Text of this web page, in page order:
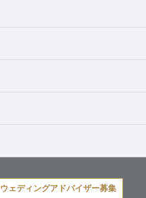
ウェディングアドバイザー募集